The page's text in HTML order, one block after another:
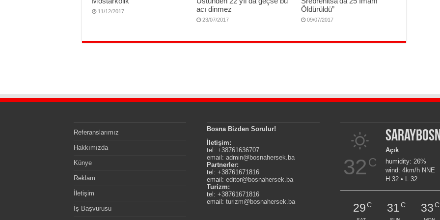
11/12/2017
acı dinmez
23/07/2017
Öldürüldü”
09/07/2017
Referanslarımız
Hakkımızda
Künye
Reklam
İletişim
İş Başvurusu
Bosna Bizden Sorulur!
İletişim:
tel: +38761636707
email:admin@bosnahersek.ba
Partnerler:
tel: +38761671816
email:editor@bosnahersek.ba
Turizm:
tel: +38761671816
email:turizm@bosnahersek.ba
32 C
Açık
humidity: 26%
wind: 4km/h NNE
H 32 • L 32
29C 31C 33C